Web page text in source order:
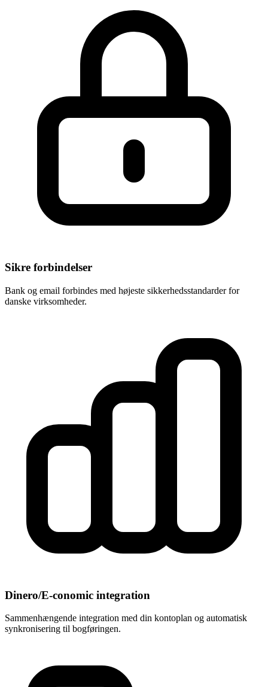
Sikre forbindelser
Bank og email forbindes med højeste sikkerhedsstandarder for
danske virksomheder.
Dinero/E-conomic integration
Sammenhængende integration med din kontoplan og automatisk
synkronisering til bogføringen.